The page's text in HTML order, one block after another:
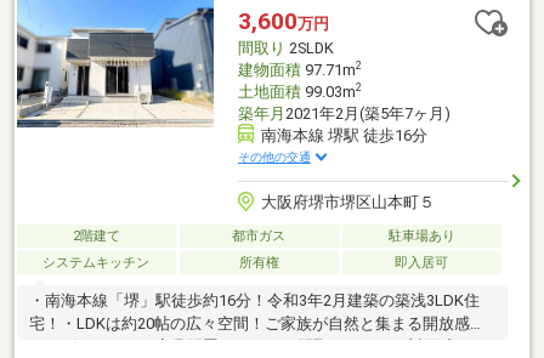
広々としたランドリールームには大きな収納棚を 設置するこ
とも可能です♪ 収納スペースも豊富ですのでお家を綺麗に保て
ます♪ 〇空家ですので即日内覧可能です♪
3,600万円
間取り 2SLDK
建物面積97.71m2
土地面積99.03m2
築年月 2021年2月(築5年7ヶ月)
南海本線 堺駅 徒歩16分
その他の交通
大阪府堺市堺区山本町５
2階建て 都市ガス
駐車場あり
システムキッチン
所有権 即入居可
・南海本線「堺」駅徒歩約16分！令和3年2月建築の築浅3LDK住
宅！・LDKは約20帖の広々空間！ご家族が自然と集まる開放感あ
るリビングです。家具配置もしやすい間取りです。・対面式のカ